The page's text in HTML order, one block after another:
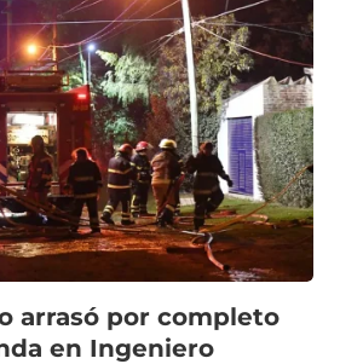
arrasó por completo
en Ingeniero